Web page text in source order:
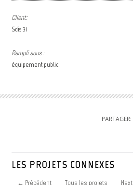
Client:
Sdis 31
Rempli sous :
équipement public
PARTAGER:
LES PROJETS CONNEXES
← Précédent Tous les projets Next